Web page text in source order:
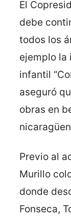
El
debe
todos los
ejemplo la
infantil
aseguró
obras en
Previo al
Murillo
donde
Fonseca,